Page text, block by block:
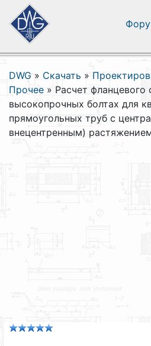
DWG » Скачать »
Прочее » Расчет фланцевого
высокопрочных болтах для
прямоугольных труб с
внецентренным)